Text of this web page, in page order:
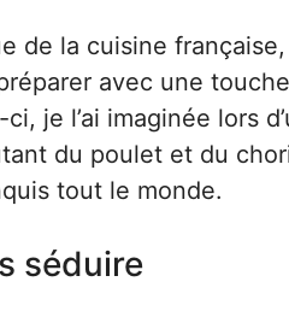
de la cuisine
avec une
je l’ai imaginée lors
du poulet et du
tout le monde.
séduire